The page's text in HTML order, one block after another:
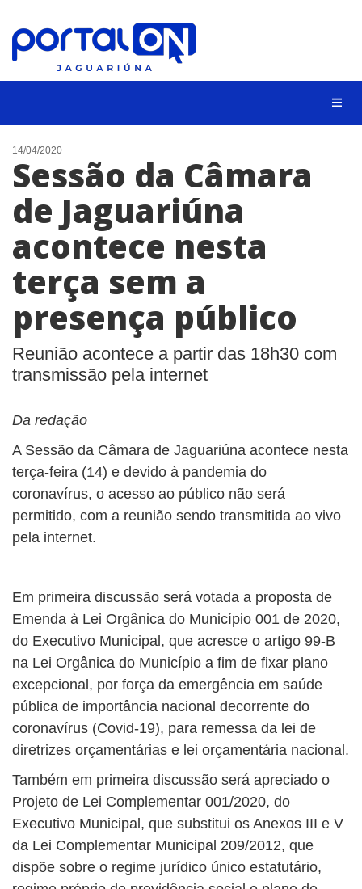
NOTÍCIAS
LISTA DIGITAL
CONTATO
ANUNCIE
14/04/2020
Sessão da Câmara
de Jaguariúna
acontece nesta
terça sem a
presença público
Reunião acontece a partir das 18h30 com
transmissão pela internet
Da redação
A Sessão da Câmara de Jaguariúna acontece nesta
terça-feira (14) e devido à pandemia do
coronavírus, o acesso ao público não será
permitido, com a reunião sendo transmitida ao vivo
pela internet.
Em primeira discussão será votada a proposta de
Emenda à Lei Orgânica do Município 001 de 2020,
do Executivo Municipal, que acresce o artigo 99-B
na Lei Orgânica do Município a fim de fixar plano
excepcional, por força da emergência em saúde
pública de importância nacional decorrente do
coronavírus (Covid-19), para remessa da lei de
diretrizes orçamentárias e lei orçamentária nacional.
Também em primeira discussão será apreciado o
Projeto de Lei Complementar 001/2020, do
Executivo Municipal, que substitui os Anexos III e V
da Lei Complementar Municipal 209/2012, que
dispõe sobre o regime jurídico único estatutário,